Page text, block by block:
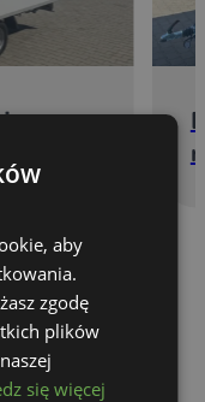
aby
zgodę
plików
się więcej